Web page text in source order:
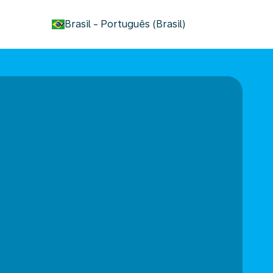
Brasil - Português (Brasil)
keyboard_arrow_down